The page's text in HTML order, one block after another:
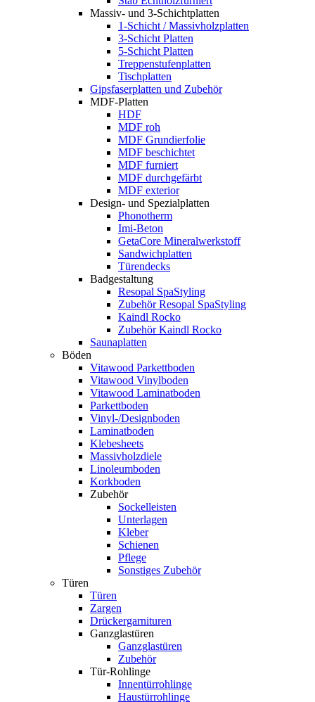
Massiv- und 3-Schichtplatten
1-Schicht / Massivholzplatten
3-Schicht Platten
5-Schicht Platten
Treppenstufenplatten
Tischplatten
Gipsfaserplatten und Zubehör
MDF-Platten
HDF
MDF roh
MDF Grundierfolie
MDF beschichtet
MDF furniert
MDF durchgefärbt
MDF exterior
Design- und Spezialplatten
Phonotherm
Imi-Beton
GetaCore Mineralwerkstoff
Sandwichplatten
Türendecks
Badgestaltung
Resopal SpaStyling
Zubehör Resopal SpaStyling
Kaindl Rocko
Zubehör Kaindl Rocko
Saunaplatten
Böden
Vitawood Parkettboden
Vitawood Vinylboden
Vitawood Laminatboden
Parkettboden
Vinyl-/Designboden
Laminatboden
Klebesheets
Massivholzdiele
Linoleumboden
Korkboden
Zubehör
Sockelleisten
Unterlagen
Kleber
Schienen
Pflege
Sonstiges Zubehör
Türen
Türen
Zargen
Drückergarnituren
Ganzglastüren
Ganzglastüren
Zubehör
Tür-Rohlinge
Innentürrohlinge
Haustürrohlinge